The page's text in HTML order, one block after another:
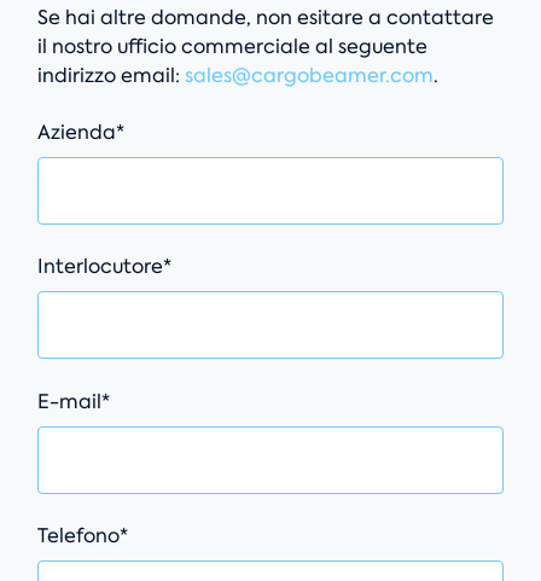
Se hai altre domande, non esitare a contattare
il nostro ufficio commerciale al seguente
indirizzo email: sales@cargobeamer.com.
Campo obbligatorio
Azienda*
Campo obbligatorio
Interlocutore*
Campo obbligatorio
E-mail*
Campo obbligatorio
Telefono*